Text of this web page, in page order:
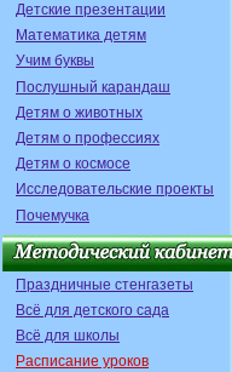
Детские презентации
Математика детям
Учим буквы
Послушный карандаш
Детям о животных
Детям о профессиях
Детям о космосе
Исследовательские проекты
Почемучка
Праздничные стенгазеты
Всё для детского сада
Всё для школы
Расписание уроков